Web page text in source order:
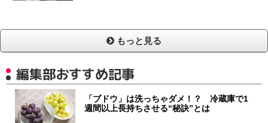
もっと見る
編集部おすすめ記事
「ブドウ」は洗っちゃダメ！？ 冷蔵庫で1
週間以上長持ちさせる“秘訣”とは